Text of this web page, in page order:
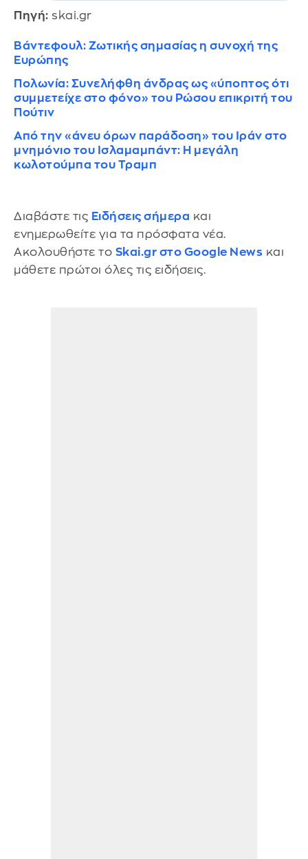
Πηγή: skai.gr
Βάντεφουλ: Ζωτικής σημασίας η συνοχή της
Ευρώπης
Πολωνία: Συνελήφθη άνδρας ως «ύποπτος ότι
συμμετείχε στο φόνο» του Ρώσου επικριτή του
Πούτιν
Από την «άνευ όρων παράδοση» του Ιράν στο
μνημόνιο του Ισλαμαμπάντ: Η μεγάλη
κωλοτούμπα του Τραμπ
Διαβάστε τις Ειδήσεις σήμερα και
ενημερωθείτε για τα πρόσφατα νέα.
Ακολουθήστε το Skai.gr στο Google News και
μάθετε πρώτοι όλες τις ειδήσεις.